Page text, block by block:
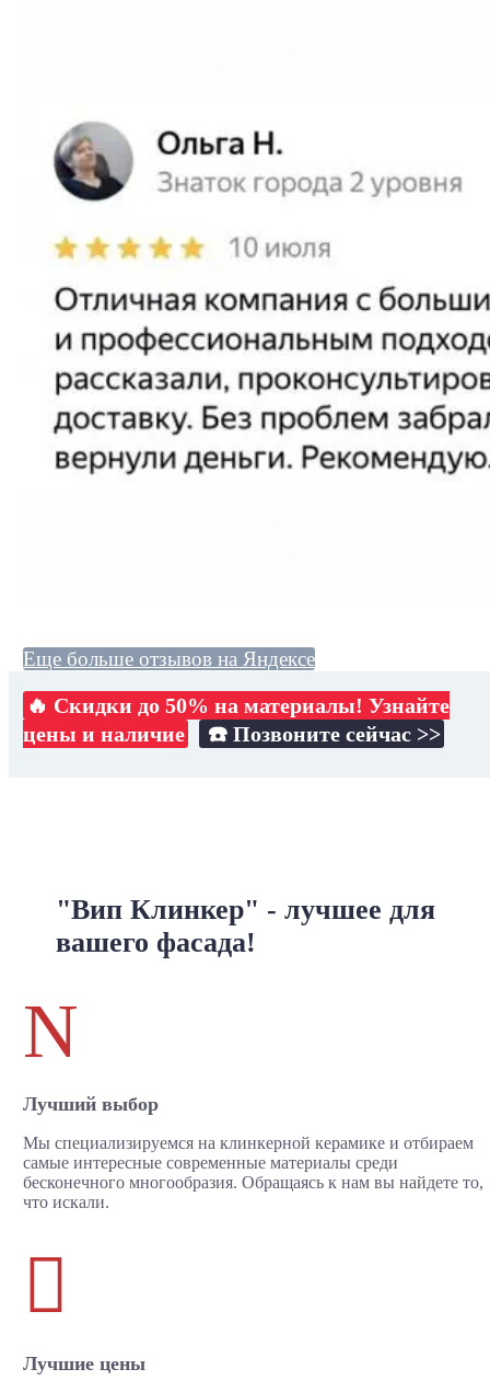
Еще больше отзывов на Яндексе
🔥 Скидки до 50% на материалы! Узнайте
цены и наличие
☎️ Позвоните сейчас >>
"Вип Клинкер" - лучшее для
вашего фасада!
N
Лучший выбор
Мы специализируемся на клинкерной керамике и отбираем
самые интересные современные материалы среди
бесконечного многообразия. Обращаясь к нам вы найдете то,
что искали.

Лучшие цены